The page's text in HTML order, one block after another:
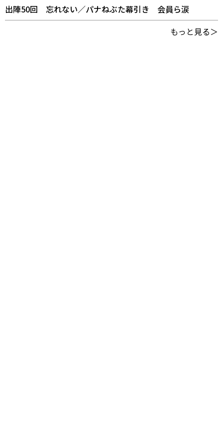
出陣50回 忘れない／パナねぶた幕引き 会員ら涙
もっと見る＞